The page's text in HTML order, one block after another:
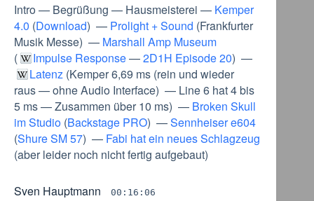
Intro — Begrüßung — Hausmeisterei — Kemper
4.0 (Download) — Prolight + Sound (Frankfurter
Musik Messe) — Marshall Amp Museum
(
Impulse Response—2D1H Episode 20) —
Latenz (Kemper 6,69 ms (rein und wieder
raus—ohne Audio Interface) — Line 6 hat 4 bis
5 ms—Zusammen über 10 ms) — Broken Skull
im Studio (Backstage PRO) —Sennheiser e604
(Shure SM 57) — Fabi hat ein neues Schlagzeug
(aber leider noch nicht fertig aufgebaut)
Sven Hauptmann 00:16:06